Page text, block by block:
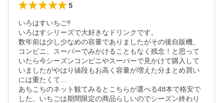
5
いろはすいちご‼︎
いろはすシリーズで大好きなドリンクです。
数年前は少し少なめの容量でありましたがその後自販機、
コンビニ、スーパーでみかけることもなく残念！と思って
いたら今シーズンコンビニやスーパーで見かけて購入して
いましたがやはり値段もお高く容量が増えた分まとめ買い
には重たくて…
あちこちのネット観てみるとこちらが選べる48本で格安で
した。いちごは期間限定の商品らしいのでシーズン終わり